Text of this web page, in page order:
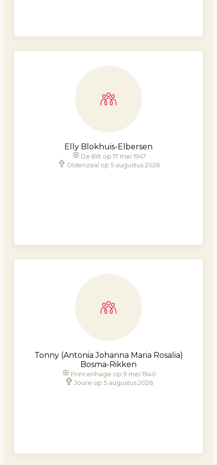
Elly Blokhuis-Elbersen
De Bilt op 17 mei 1947
Oldenzaal op 5 augustus 2026
Tonny (Antonia Johanna Maria Rosalia)
Bosma-Rikken
Princenhage op 9 mei 1940
Joure op 5 augustus 2026